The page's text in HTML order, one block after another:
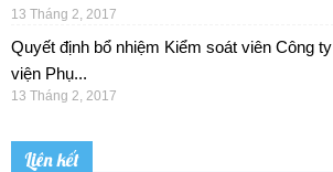
13 Tháng 2, 2017
Quyết định bổ nhiệm Kiểm soát viên Công
viện Phụ...
13 Tháng 2, 2017
Liên kết